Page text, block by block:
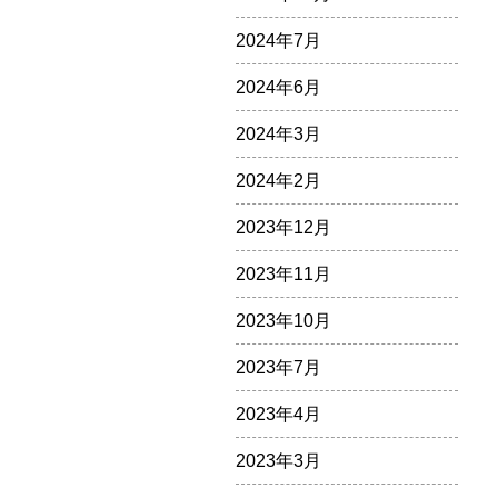
2024年7月
2024年6月
2024年3月
2024年2月
2023年12月
2023年11月
2023年10月
2023年7月
2023年4月
2023年3月